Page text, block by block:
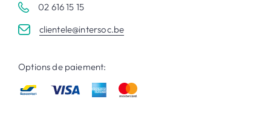
02 616 15 15
clientele@intersoc.be
Options de paiement: